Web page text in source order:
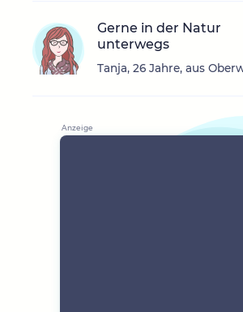
Gerne in der Natur
unterwegs
Tanja, 26 Jahre, aus